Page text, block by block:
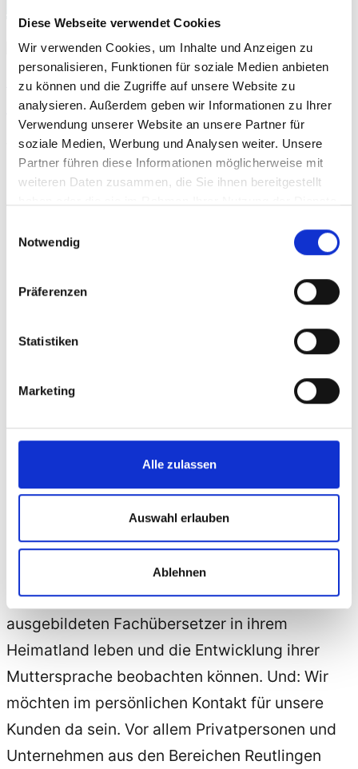
Diese Webseite verwendet Cookies
Wir verwenden Cookies, um Inhalte und Anzeigen zu
personalisieren, Funktionen für soziale Medien anbieten
zu können und die Zugriffe auf unsere Website zu
analysieren. Außerdem geben wir Informationen zu Ihrer
Verwendung unserer Website an unsere Partner für
soziale Medien, Werbung und Analysen weiter. Unsere
Partner führen diese Informationen möglicherweise mit
weiteren Daten zusammen, die Sie ihnen bereitgestellt
Notwendig
Präferenzen
Statistiken
Marketing
Alle zulassen
Auswahl erlauben
Ablehnen
Wer in Reutlingen und Tübingen nach
Übersetzern sucht, dem steht seit Mitte letzten
Jahres ein neues Unternehmen für
Übersetzungen, beglaubigte Übersetzungen
und Dolmetscherdienste zur Verfügung: GTBS
German Translation Business Service. GTBS
zeichnet sich durch eine besonders große
Sprachvielfalt aus. Sowohl bei
Fachübersetzungen wie auch bei privaten oder
beglaubigten Übersetzungen wird auf Wunsch
Möglichmachtdies ein weltweites Netzwerk an
ausgebildeten Übersetzern, die für GTBS
arbeiten.FrauSavarino-Aschmann, die GTBS
2014 ins Leben rief, erläutert:“Wir sind
angetreten mit dem Ziel, 100% Qualität zu
liefern. Unserer Ansicht nach ist dies bei
Übersetzungen nur möglich, wenn die
ausgebildeten Fachübersetzer in ihrem
Heimatland leben und die Entwicklung ihrer
Muttersprache beobachten können. Und: Wir
möchten im persönlichen Kontakt für unsere
Kunden da sein. Vor allem Privatpersonen und
Unternehmen aus den Bereichen Reutlingen